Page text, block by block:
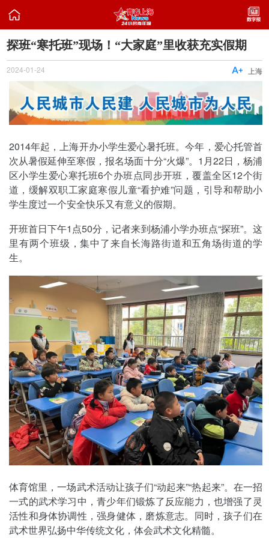

探班“寒托班”现场！“大家庭”里收获充实假期
2024-01-24 上海

2014年起，上海开办小学生爱心暑托班。今年，爱心托管首
次从暑假延伸至寒假，报名场面十分“火爆”。1月22日，杨浦
区小学生爱心寒托班6个办班点同步开班，覆盖全区12个街
道，缓解双职工家庭寒假儿童“看护难”问题，引导和帮助小
学生度过一个安全快乐又有意义的假期。
开班首日下午1点50分，记者来到杨浦小学办班点“探班”。这
里有两个班级，集中了来自长海路街道和五角场街道的学
生。
体育馆里，一场武术活动让孩子们“动起来”“热起来”。在一招
一式的武术学习中，青少年们锻炼了反应能力，也增强了灵
活性和身体协调性，强身健体，磨炼意志。同时，孩子们在
武术世界弘扬中华传统文化，体会武术文化精髓。